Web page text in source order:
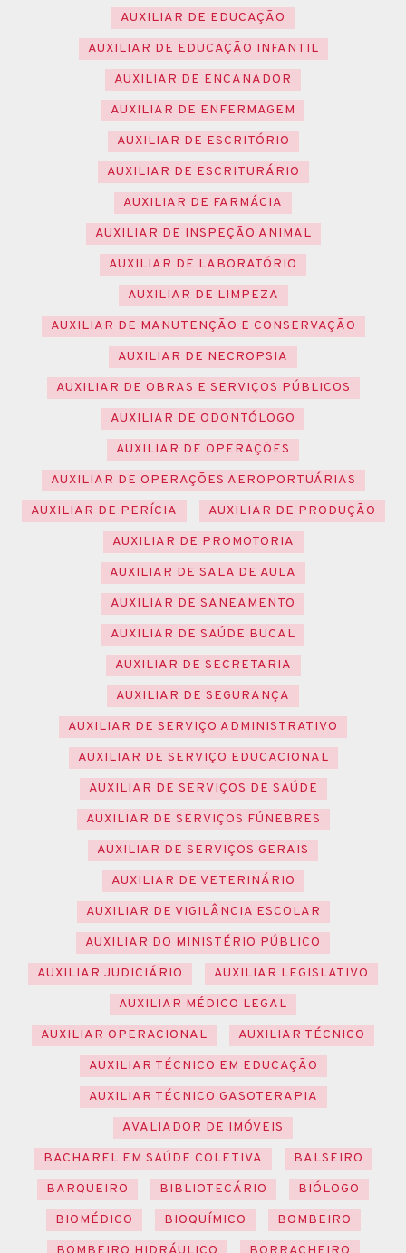
AUXILIAR DE EDUCAÇÃO
AUXILIAR DE EDUCAÇÃO INFANTIL
AUXILIAR DE ENCANADOR
AUXILIAR DE ENFERMAGEM
AUXILIAR DE ESCRITÓRIO
AUXILIAR DE ESCRITURÁRIO
AUXILIAR DE FARMÁCIA
AUXILIAR DE INSPEÇÃO ANIMAL
AUXILIAR DE LABORATÓRIO
AUXILIAR DE LIMPEZA
AUXILIAR DE MANUTENÇÃO E CONSERVAÇÃO
AUXILIAR DE NECROPSIA
AUXILIAR DE OBRAS E SERVIÇOS PÚBLICOS
AUXILIAR DE ODONTÓLOGO
AUXILIAR DE OPERAÇÕES
AUXILIAR DE OPERAÇÕES AEROPORTUÁRIAS
AUXILIAR DE PERÍCIA
AUXILIAR DE PRODUÇÃO
AUXILIAR DE PROMOTORIA
AUXILIAR DE SALA DE AULA
AUXILIAR DE SANEAMENTO
AUXILIAR DE SAÚDE BUCAL
AUXILIAR DE SECRETARIA
AUXILIAR DE SEGURANÇA
AUXILIAR DE SERVIÇO ADMINISTRATIVO
AUXILIAR DE SERVIÇO EDUCACIONAL
AUXILIAR DE SERVIÇOS DE SAÚDE
AUXILIAR DE SERVIÇOS FÚNEBRES
AUXILIAR DE SERVIÇOS GERAIS
AUXILIAR DE VETERINÁRIO
AUXILIAR DE VIGILÂNCIA ESCOLAR
AUXILIAR DO MINISTÉRIO PÚBLICO
AUXILIAR JUDICIÁRIO
AUXILIAR LEGISLATIVO
AUXILIAR MÉDICO LEGAL
AUXILIAR OPERACIONAL
AUXILIAR TÉCNICO
AUXILIAR TÉCNICO EM EDUCAÇÃO
AUXILIAR TÉCNICO GASOTERAPIA
AVALIADOR DE IMÓVEIS
BACHAREL EM SAÚDE COLETIVA
BALSEIRO
BARQUEIRO
BIBLIOTECÁRIO
BIÓLOGO
BIOMÉDICO
BIOQUÍMICO
BOMBEIRO